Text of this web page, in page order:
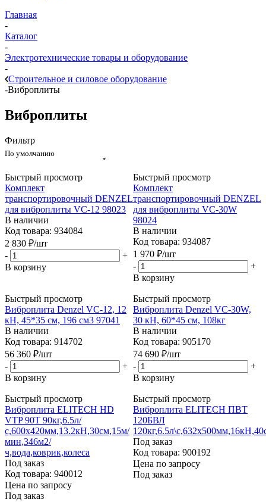
Главная
-
Каталог
-
Электротехнические товары и оборудование
-
Строительное и силовое оборудование
-Виброплиты
Виброплиты
Фильтр
По умолчанию
Быстрый просмотр
Комплект
транспортировочный DENZEL
для виброплиты VC-12 98023
В наличии
Код товара: 934084
2 830 ₽/шт
-
+
В корзину
Быстрый просмотр
Комплект
транспортировочный DENZEL
для виброплиты VC-30W
98024
В наличии
Код товара: 934087
1 970 ₽/шт
-
+
В корзину
Быстрый просмотр
Виброплита Denzel VC-12, 12
кН, 45*35 см, 196 см3 97041
В наличии
Код товара: 914702
56 360 ₽/шт
-
+
В корзину
Быстрый просмотр
Виброплита Denzel VC-30W,
30 кН, 60*45 см, 108кг
В наличии
Код товара: 905170
74 690 ₽/шт
-
+
В корзину
Быстрый просмотр
Виброплита ELITECH HD
VTP 90T 90кг,6.5л/
с,600х420мм,13.2кН,30см,15м/
мин,346м2/
ч,вода,коврик,колеса
Под заказ
Код товара: 940012
Цена по запросу
Под заказ
Быстрый просмотр
Виброплита ELITECH ПВТ
120БВЛ
Под заказ
Код товара: 900192
Цена по запросу
Под заказ